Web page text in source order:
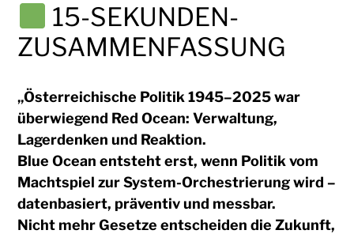
15-SEKUNDEN-
ZUSAMMENFASSUNG
„Österreichische Politik 1945–2025 war
überwiegend Red Ocean: Verwaltung,
Lagerdenken und Reaktion.
Blue Ocean entsteht erst, wenn Politik vom
Machtspiel zur System-Orchestrierung wird –
datenbasiert, präventiv und messbar.
Nicht mehr Gesetze entscheiden die Zukunft,